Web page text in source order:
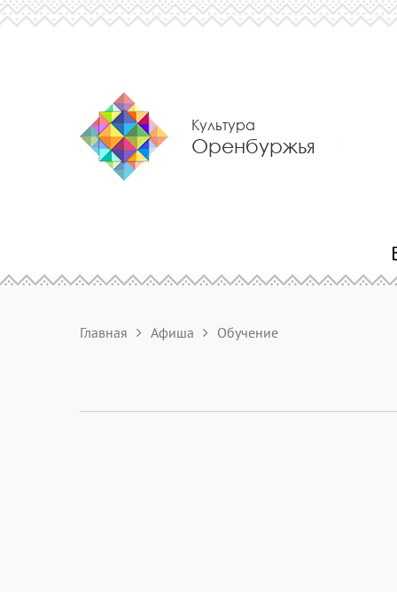
Культура
Оренбуржья
Главная Афиша Обучение